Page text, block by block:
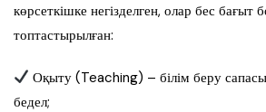
көрсеткішке негізделген, олар бес бағыт
топтастырылған:
Оқыту (Teaching) – білім беру
бедел;